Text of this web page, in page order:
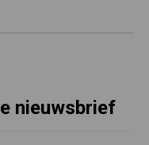
nieuwsbrief